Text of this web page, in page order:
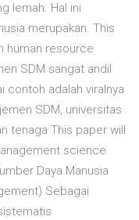
lemah. Hal ini
merupakan. This
human resource
SDM sangat andil
contoh adalah viralnya
SDM, universitas
tenaga This paper will
science
Daya Manusia
Sebagai